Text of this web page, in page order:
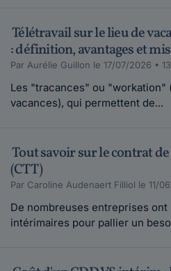
Télétravail sur le lieu de
: définition, avantages et
Par Aurélie Guillon le 17/07/2026 •
Les "tracances" ou "workation"
vacances), qui permettent de...
Tout savoir sur le contrat
(CTT)
Par Caroline Audenaert Filliol le 11/
De nombreuses entreprises
intérimaires pour pallier un